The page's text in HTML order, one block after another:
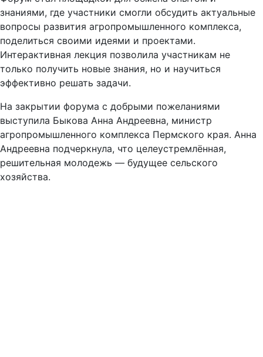
знаниями, где участники смогли обсудить актуальные
вопросы развития агропромышленного комплекса,
поделиться своими идеями и проектами.
Интерактивная лекция позволила участникам не
только получить новые знания, но и научиться
эффективно решать задачи.
На закрытии форума с добрыми пожеланиями
выступила Быкова Анна Андреевна, министр
агропромышленного комплекса Пермского края. Анна
Андреевна подчеркнула, что целеустремлённая,
решительная молодежь — будущее сельского
хозяйства.